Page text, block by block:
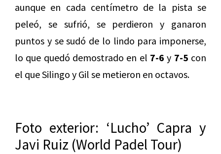
aunque en cada centímetro de la pista se
peleó, se sufrió, se perdieron y ganaron
puntos y se sudó de lo lindo para imponerse,
lo que quedó demostrado en el 7-6 y 7-5 con
el que Silingo y Gil se metieron en octavos.
Foto exterior: ‘Lucho’ Capra y
Javi Ruiz (World Padel Tour)